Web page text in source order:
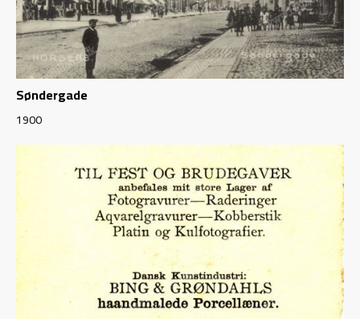
Søndergade
1900